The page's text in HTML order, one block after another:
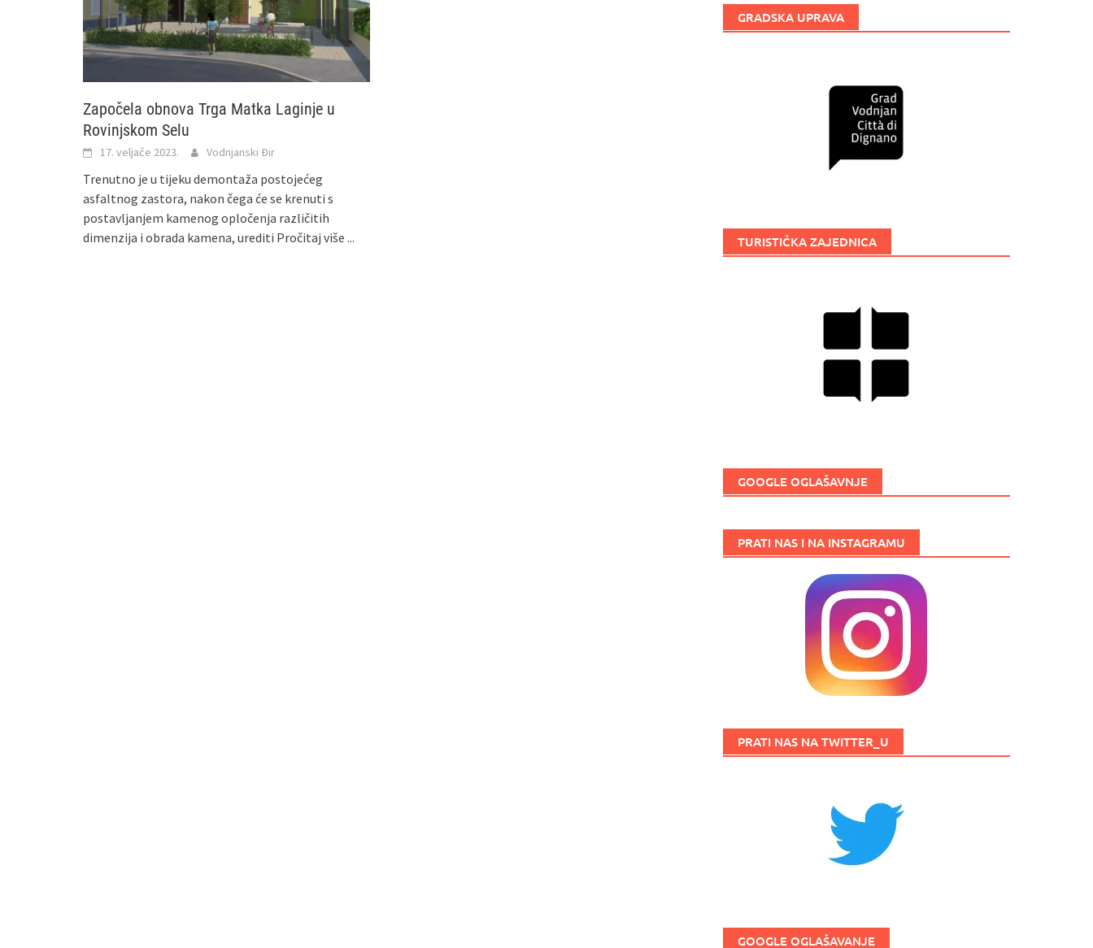
Započela obnova Trga Matka Laginje u
Rovinjskom Selu
17. veljače 2023. Vodnjanski Đir
Trenutno je u tijeku demontaža postojećeg
asfaltnog zastora, nakon čega će se krenuti s
postavljanjem kamenog opločenja različitih
dimenzija i obrada kamena, urediti Pročitaj više ...
GRADSKA UPRAVA
TURISTIČKA ZAJEDNICA
GOOGLE OGLAŠAVNJE
PRATI NAS I NA INSTAGRAMU
PRATI NAS NA TWITTER_U
GOOGLE OGLAŠAVANJE